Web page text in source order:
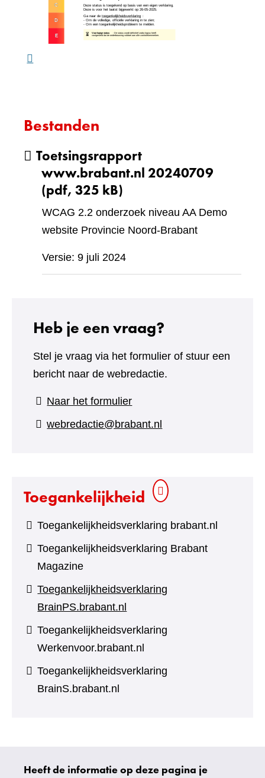
Bestanden
Toetsingsrapport
www.brabant.nl 20240709
(pdf, 325 kB)
WCAG 2.2 onderzoek niveau AA Demo
website Provincie Noord-Brabant
Versie: 9 juli 2024
Heb je een vraag?
Stel je vraag via het formulier of stuur een
bericht naar de webredactie.
Naar het formulier(verwijst
naar
webredactie@brabant.nl
Toegankelijkheid
Toegankelijkheidsverklaring brabant.nl
Toegankelijkheidsverklaring Brabant
Magazine
Toegankelijkheidsverklaring
BrainPS.brabant.nl
Toegankelijkheidsverklaring
Werkenvoor.brabant.nl
Toegankelijkheidsverklaring
BrainS.brabant.nl
Uw
Heeft de informatie op deze pagina je